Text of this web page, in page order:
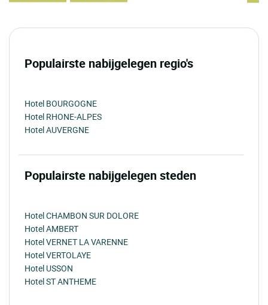
Populairste nabijgelegen regio's
Hotel BOURGOGNE
Hotel RHONE-ALPES
Hotel AUVERGNE
Populairste nabijgelegen steden
Hotel CHAMBON SUR DOLORE
Hotel AMBERT
Hotel VERNET LA VARENNE
Hotel VERTOLAYE
Hotel USSON
Hotel ST ANTHEME